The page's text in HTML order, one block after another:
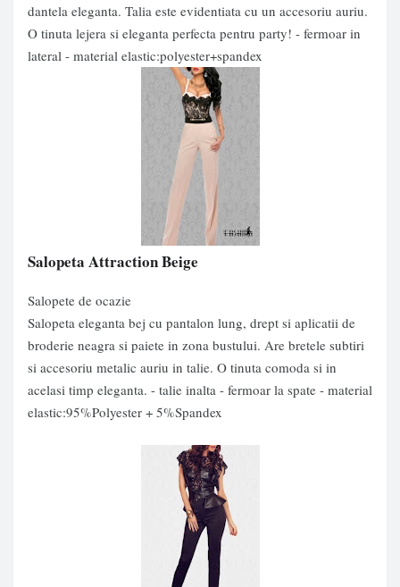
dantela eleganta. Talia este evidentiata cu un accesoriu auriu.
O tinuta lejera si eleganta perfecta pentru party! - fermoar in
lateral - material elastic:polyester+spandex
Salopeta Attraction Beige
Salopete de ocazie
Salopeta eleganta bej cu pantalon lung, drept si aplicatii de
broderie neagra si paiete in zona bustului. Are bretele subtiri
si accesoriu metalic auriu in talie. O tinuta comoda si in
acelasi timp eleganta. - talie inalta - fermoar la spate - material
elastic:95%Polyester + 5%Spandex